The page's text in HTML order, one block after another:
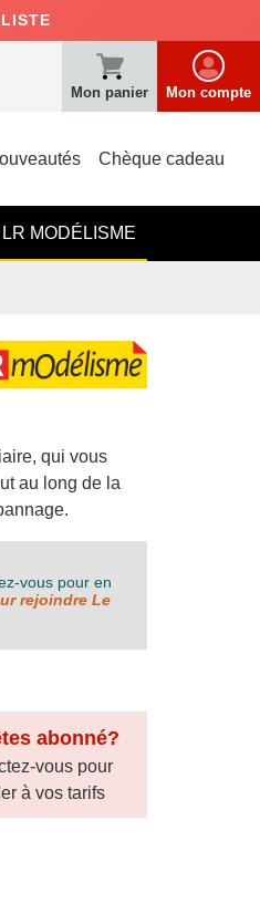
Mon panier Mon compte
Chèque cadeau
MODÉLISME
qui vous
au long de la
vous pour en
rejoindre Le
abonné?
vous pour
à vos tarifs